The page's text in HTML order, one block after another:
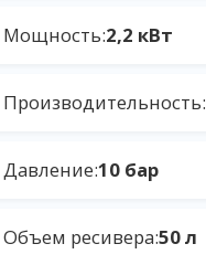
Мощность:2,2 кВт
Производительность:
Давление:10 бар
Объем ресивера:50 л